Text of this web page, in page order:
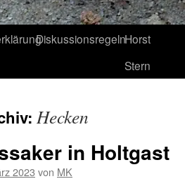
DiskussionsregelnHorst
Stern
Hecken
in Holtgast
2023 von MK